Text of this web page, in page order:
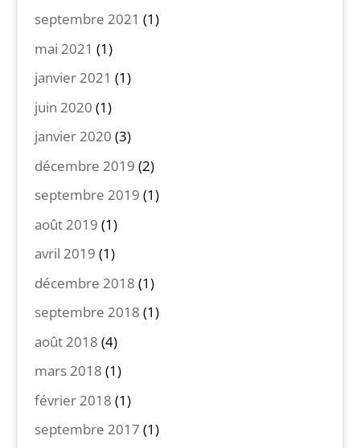
septembre 2021 (1)
mai 2021 (1)
janvier 2021 (1)
juin 2020 (1)
janvier 2020 (3)
décembre 2019 (2)
septembre 2019 (1)
août 2019 (1)
avril 2019 (1)
décembre 2018 (1)
septembre 2018 (1)
août 2018 (4)
mars 2018 (1)
février 2018 (1)
septembre 2017 (1)